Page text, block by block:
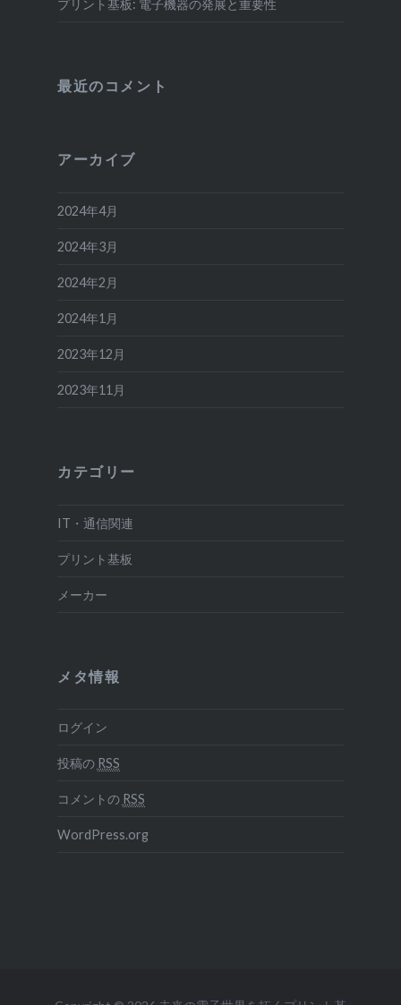
プリント基板: 電子機器の発展と重要性
最近のコメント
アーカイブ
2024年4月
2024年3月
2024年2月
2024年1月
2023年12月
2023年11月
カテゴリー
IT・通信関連
プリント基板
メーカー
メタ情報
ログイン
投稿の RSS
コメントの RSS
WordPress.org